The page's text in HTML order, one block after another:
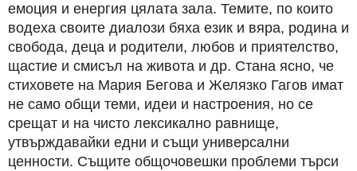
емоция и енергия цялата зала. Темите, по които
водеха своите диалози бяха език и вяра, родина и
свобода, деца и родители, любов и приятелство,
щастие и смисъл на живота и др. Стана ясно, че
стиховете на Мария Бегова и Желязко Гагов имат
не само общи теми, идеи и настроения, но се
срещат и на чисто лексикално равнище,
утвърждавайки едни и същи универсални
ценности. Същите общочовешки проблеми търси